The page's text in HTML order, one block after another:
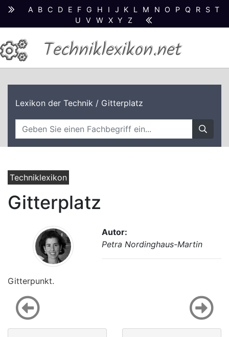
A B C D E F G H I J K L M N O P Q R S T
U
V W X Y Z
Techniklexikon.net
Lexikon der Technik / Gitterplatz
Techniklexikon
Gitterplatz
Autor:
Petra Nordinghaus-Martin
Gitterpunkt.